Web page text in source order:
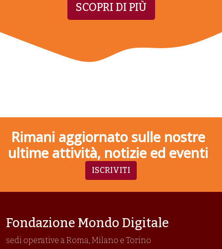
SCOPRI DI PIÙ
Rimani aggiornato sulle nostre
ultime attività, notizie ed eventi
ISCRIVITI
Fondazione Mondo Digitale
sedi operative a Roma, Milano e Torino